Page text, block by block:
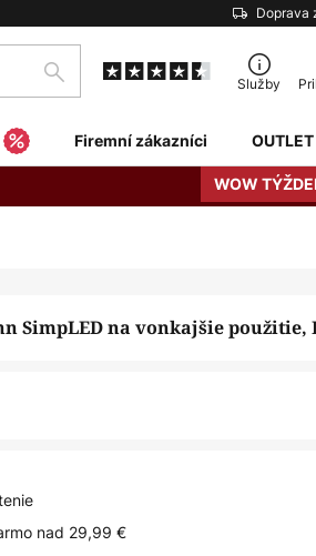
Doprava
Hľadať Služby
Firemní zákazníci OUTLET
WOW
SimpLED na vonkajšie použitie,
nad 29,99 €